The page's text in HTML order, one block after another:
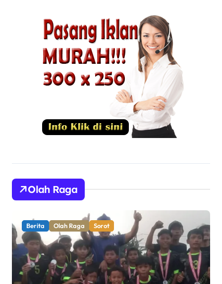
Olah Raga
Berita Olah Raga Sorot